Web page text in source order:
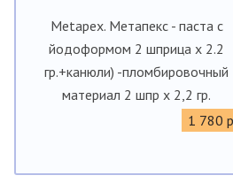
Metapex. Метапекс - паста с
йодоформом 2 шприца х 2.2
гр.+канюли) -пломбировочный
материал 2 шпр х 2,2 гр.
1 780